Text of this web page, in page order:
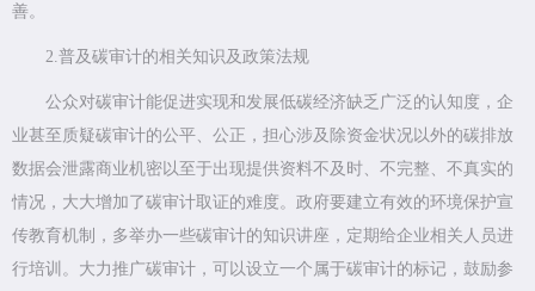
善。
2.普及碳审计的相关知识及政策法规
公众对碳审计能促进实现和发展低碳经济缺乏广泛的认知度，企
业甚至质疑碳审计的公平、公正，担心涉及除资金状况以外的碳排放
数据会泄露商业机密以至于出现提供资料不及时、不完整、不真实的
情况，大大增加了碳审计取证的难度。政府要建立有效的环境保护宣
传教育机制，多举办一些碳审计的知识讲座，定期给企业相关人员进
行培训。大力推广碳审计，可以设立一个属于碳审计的标记，鼓励参